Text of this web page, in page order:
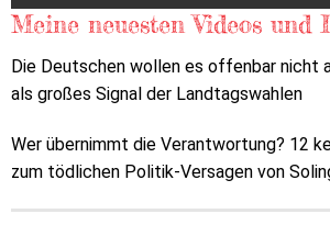
Meine neuesten Videos und
Die Deutschen wollen es offenbar nicht
als großes Signal der Landtagswahlen
Wer übernimmt die Verantwortung? 12
zum tödlichen Politik-Versagen von